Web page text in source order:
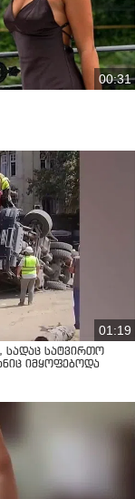
00:31
01:19
სადაც სატვირთო
იმყოფებოდა